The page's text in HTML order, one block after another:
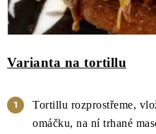
Varianta na tortillu
Tortillu rozprostřeme,
omáčku, na ní trhané